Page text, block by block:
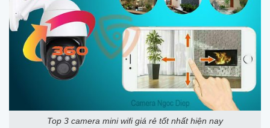
Top 3 camera mini wifi giá rẻ tốt nhất hiện nay